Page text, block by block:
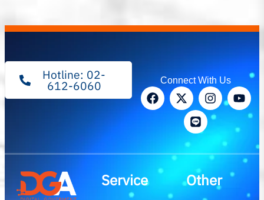
Hotline: 02-
612-6060 Connect With Us
Service Other